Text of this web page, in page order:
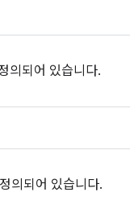
의되어 있습니다.
의되어 있습니다.